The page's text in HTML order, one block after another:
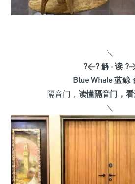
＼
?<? 解 · 读
Blue Whale 蓝鲸
隔音门， 读懂隔音门，
＼